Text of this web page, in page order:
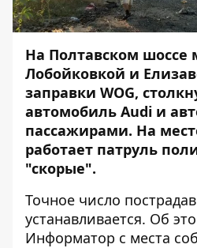
На Полтавском шоссе
Лобойковкой и
заправки WOG,
автомобиль Audi и
пассажирами. На
работает патруль
"скорые".
Точное число
устанавливается. Об
Информатор с места